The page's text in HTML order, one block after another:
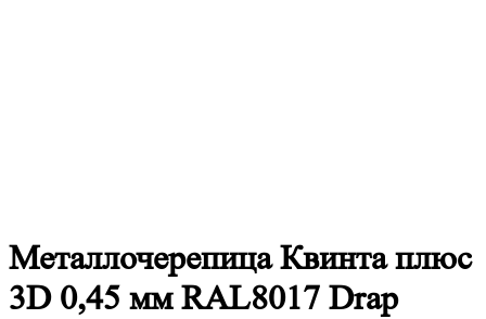
МеталлочерепицаКвинта плюс
3D 0,45 мм RAL8017 Drap